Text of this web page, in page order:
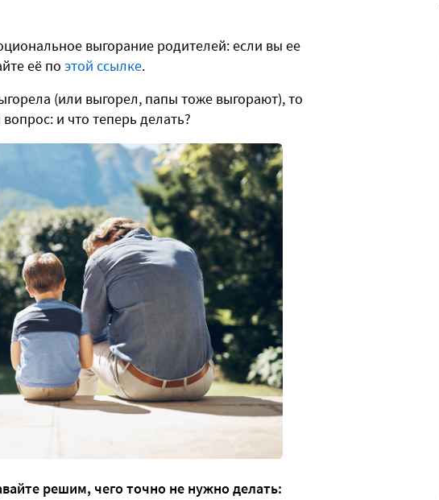
выгорание родителей: если вы ее
её по этой ссылке.
(или выгорел, папы тоже выгорают), то
и что теперь делать?
решим, чего точно не нужно делать: